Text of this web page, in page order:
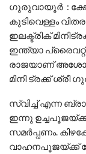
ഗുരുവായൂർ :
കുടിവെള്ളം
ഇലക്ട്രിക്
ഇന്ത്യാ പ്രൈവറ്റ്
രാജയാണ്
മിനി ട്രക്ക് ശ്രീ
സ്വിച്ച് എന്ന
ഇന്നു
സമർപ്പണം.
വാഹനപൂജയ്ക്ക്